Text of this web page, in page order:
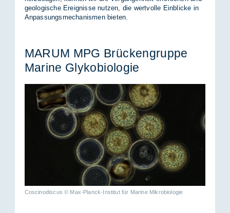
geo­lo­gi­sche Er­eig­nis­se nut­zen, die wert­vol­le Ein­bli­cke in
An­pas­sungs­me­cha­nis­men bie­ten.
MA­RUM MPG Brü­cken­grup­pe
Ma­ri­ne Gly­ko­bio­lo­gie
Coscinodiscus © Max-Planck-Institut für Marine Mikrobiologie